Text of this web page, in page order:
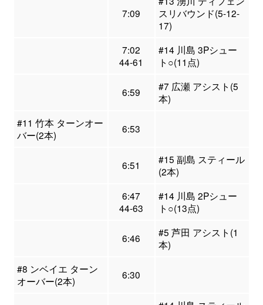
7:09
スリバウンド(5-12-
17)
7:02
44-61
#14 川島 3Pシュー
ト○(11点)
6:59
#7 広瀬 アシスト(5
本)
#11 竹本 ターンオー
バー(2本)
6:53
6:51
#15 副島 スティール
(2本)
6:47
44-63
#14 川島 2Pシュー
ト○(13点)
6:46
#5 芦田 アシスト(1
本)
#8 ンベイエ ターン
オーバー(2本)
6:30